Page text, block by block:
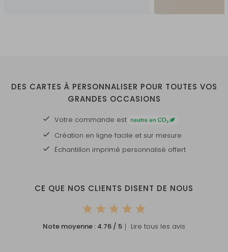
DES CARTES À PERSONNALISER POUR TOUTES VOS
GRANDES OCCASIONS
Votre commande est
Création en ligne facile et sur mesure
Échantillon imprimé personnalisé offert
CE QUE NOS CLIENTS DISENT DE NOUS
Note moyenne : 4.76 / 5 ｜ Lire tous les avis